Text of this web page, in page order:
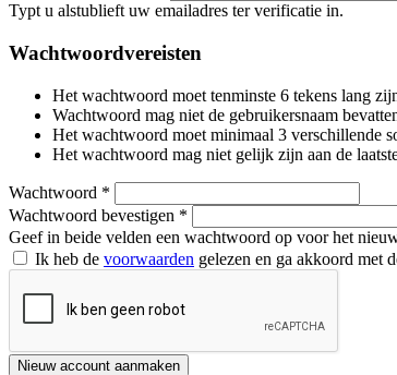
Typt u alstublieft uw emailadres ter verificatie in.
Wachtwoordvereisten
Het wachtwoord moet tenminste 6 tekens lang
Wachtwoord mag niet de gebruikersnaam
Het wachtwoord moet minimaal 3 verschillende
Het wachtwoord mag niet gelijk zijn aan de
Wachtwoord *
Wachtwoord bevestigen *
Geef in beide velden een wachtwoord op voor het
Ik heb de voorwaarden gelezen en ga akkoord met
Nieuw account aanmaken